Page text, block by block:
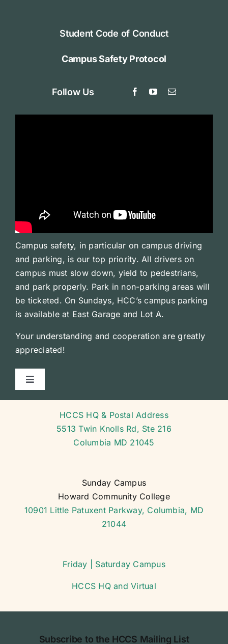
Student Code of Conduct
Campus Safety Protocol
Follow Us
Campus safety, in particular on campus driving
and parking, is our top priority. All drivers on
campus must slow down, yield to pedestrians,
and park properly. Park in non-parking areas will
be ticketed. On Sundays, HCC’s campus parking
is available at East Garage and Lot A.
Your understanding and cooperation are greatly
appreciated!
Toggle
Course Schedule
School Calendar
HCCS HQ & Postal Address
5513 Twin Knolls Rd, Ste 216
Columbia MD 21045
Sunday Campus
Howard Community College
10901 Little Patuxent Parkway, Columbia, MD
21044
Friday | Saturday Campus
HCCS HQ and Virtual
Subscribe to the HCCS Mailing List